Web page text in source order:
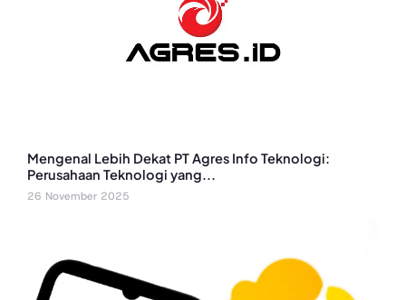
Mengenal Lebih Dekat PT Agres Info Teknologi:
Perusahaan Teknologi yang...
26 November 2025